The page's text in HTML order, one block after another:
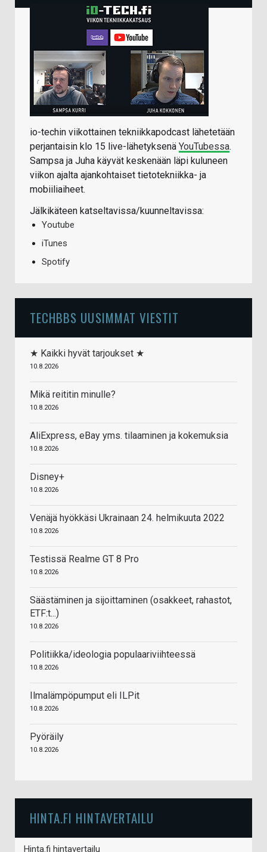
io-techin viikottainen tekniikkapodcast lähetetään
perjantaisin klo 15 live-lähetyksenä YouTubessa.
Sampsa ja Juha käyvät keskenään läpi kuluneen
viikon ajalta ajankohtaiset tietotekniikka- ja
mobiiliaiheet.
Jälkikäteen katseltavissa/kuunneltavissa:
Youtube
iTunes
Spotify
TECHBBS UUSIMMAT VIESTIT
★ Kaikki hyvät tarjoukset ★
10.8.2026
Mikä reititin minulle?
10.8.2026
AliExpress, eBay yms. tilaaminen ja kokemuksia
10.8.2026
Disney+
10.8.2026
Venäjä hyökkäsi Ukrainaan 24. helmikuuta 2022
10.8.2026
Testissä Realme GT 8 Pro
10.8.2026
Säästäminen ja sijoittaminen (osakkeet, rahastot,
ETF:t...)
10.8.2026
Politiikka/ideologia populaariviihteessä
10.8.2026
Ilmalämpöpumput eli ILPit
10.8.2026
Pyöräily
10.8.2026
HINTA.FI HINTAVERTAILU
Hinta.fi hintavertailu